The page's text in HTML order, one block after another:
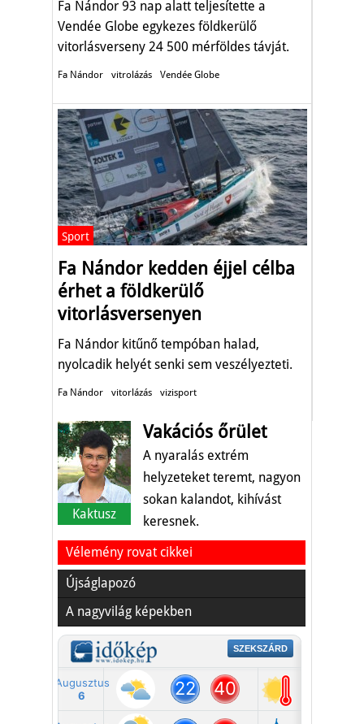
Fa Nándor 93 nap alatt teljesítette a
Vendée Globe egykezes földkerülő
vitorlásverseny 24 500 mérföldes távját.
Fa Nándor vitrolázás Vendée Globe
Sport
Fa Nándor kedden éjjel célba
érhet a földkerülő
vitorlásversenyen
Fa Nándor kitűnő tempóban halad,
nyolcadik helyét senki sem veszélyezteti.
Fa Nándor vitorlázás vizisport
Kaktusz
Vakációs őrület
A nyaralás extrém
helyzeteket teremt, nagyon
sokan kalandot, kihívást
keresnek.
Vélemény rovat cikkei
Újságlapozó
A nagyvilág képekben